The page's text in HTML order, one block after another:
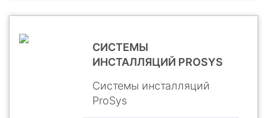
СИСТЕМЫ
ИНСТАЛЛЯЦИЙ PROSYS
Системы инсталляций
ProSys